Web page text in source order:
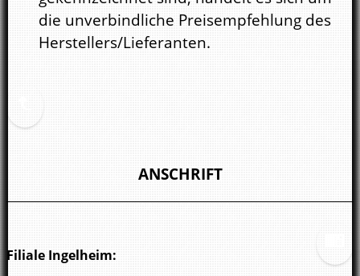
die unverbindliche Preisempfehlung des
Herstellers/Lieferanten.
ANSCHRIFT
Filiale Ingelheim: